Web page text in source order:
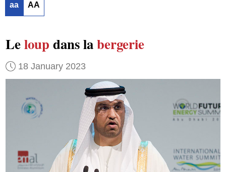
aa AA
Leloup dans labergerie
18 January 2023